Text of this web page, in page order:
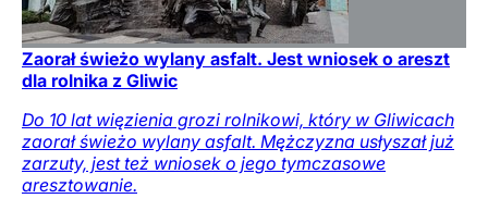
Zaorał świeżo wylany asfalt. Jest wniosek o areszt
dla rolnika z Gliwic
Do 10 lat więzienia grozi rolnikowi, który w Gliwicach
zaorał świeżo wylany asfalt. Mężczyzna usłyszał już
zarzuty, jest też wniosek o jego tymczasowe
aresztowanie.